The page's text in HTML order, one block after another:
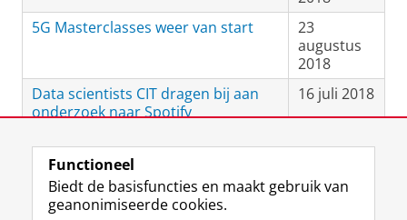
5G Masterclasses weer van start
23
augustus
2018
Data scientists CIT dragen bij aan
onderzoek naar Spotify
16 juli 2018
View this page in:English
Functioneel
Biedt de basisfuncties en maakt gebruik van
geanonimiseerde cookies.